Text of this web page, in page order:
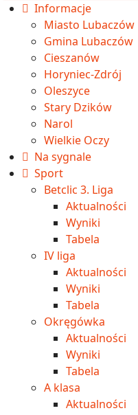
Informacje
Miasto Lubaczów
Gmina Lubaczów
Cieszanów
Horyniec-Zdrój
Oleszyce
Stary Dzików
Narol
Wielkie Oczy
Na sygnale
Sport
Betclic 3. Liga
Aktualności
Wyniki
Tabela
IV liga
Aktualności
Wyniki
Tabela
Okręgówka
Aktualności
Wyniki
Tabela
A klasa
Aktualności